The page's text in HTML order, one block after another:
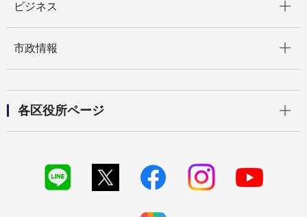
ビジネス
市政情報
各区役所ページ